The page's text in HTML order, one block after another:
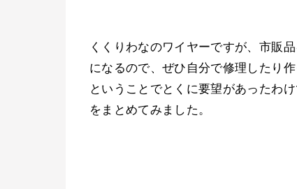
くくりわなのワイヤーですが、市販
になるので、ぜひ自分で修理したり
ということでとくに要望があったわ
をまとめてみました。